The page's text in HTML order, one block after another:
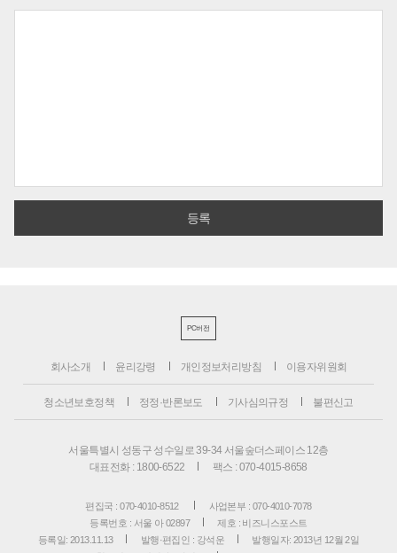
PC버전
회사소개 윤리강령 개인정보처리방침 이용자위원회
청소년보호정책 정정·반론보도 기사심의규정 불편신고
서울특별시 성동구 성수일로 39-34 서울숲더스페이스 12층
대표전화 : 1800-6522
팩스 : 070-4015-8658
편집국 : 070-4010-8512
사업본부 : 070-4010-7078
등록번호 : 서울 아 02897
제호 : 비즈니스포스트
등록일: 2013.11.13
발행·편집인 : 강석운
발행일자: 2013년 12월 2일